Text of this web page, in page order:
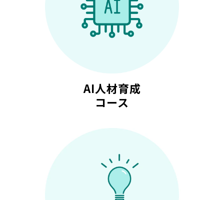
AI人材育成
コース